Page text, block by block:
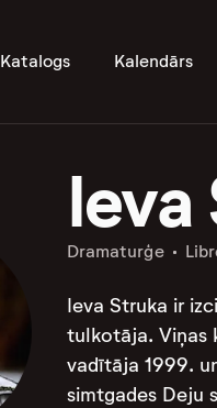
Katalogs Kalendārs
Ieva
Dramaturģe
Ieva Struka ir
tulkotāja. Viņas
vadītāja 1999.
simtgades Deju